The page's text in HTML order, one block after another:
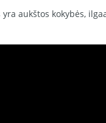
aukštos kokybės,